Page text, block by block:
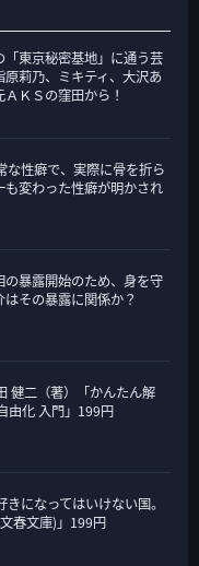
東京秘密基地」に通う芸
莉乃、ミキティ、大沢あ
ＫＳの窪田から！
な性癖で、実際に骨を折ら
変わった性癖が明かされ
の暴露開始のため、身を守
その暴露に関係か？
健二（著）「かんたん解
化 入門」199円
になってはいけない国。
春文庫)」199円